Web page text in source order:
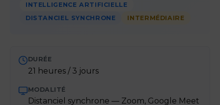
INTELLIGENCE ARTIFICIELLE
DISTANCIEL SYNCHRONE
INTERMÉDIAIRE
DURÉE
21 heures / 3 jours
MODALITÉ
Distanciel synchrone — Zoom, Google Meet